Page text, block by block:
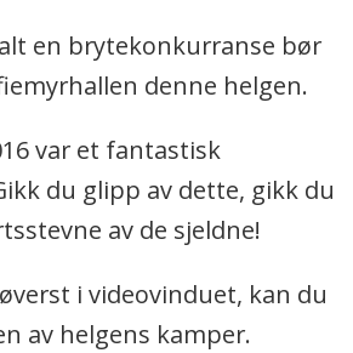
en brytekonkurranse bør
denne helgen.
var et fantastisk
du glipp av dette, gikk du
av de sjeldne!
i videovinduet, kan du
av helgens kamper.